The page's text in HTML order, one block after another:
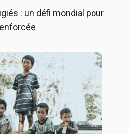
: un défi mondial pour